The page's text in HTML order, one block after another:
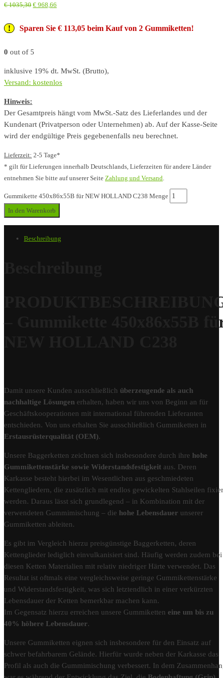
€1035,30 € 968,66
Sparen Sie € 113,05 beim Kauf von 2 Gummiketten!
0 out of 5
inklusive 19% dt. MwSt. (Brutto),
Versand: kostenlos
Hinweis:
Der Gesamtpreis hängt vom MwSt.-Satz des Lieferlandes und der
Kundenart (Privatperson oder Unternehmen) ab. Auf der Kasse-Seite
wird der endgültige Preis gegebenenfalls neu berechnet.
Lieferzeit: 2-5 Tage*
* gilt für Lieferungen innerhalb Deutschlands, Lieferzeiten für andere Länder
entnehmen Sie bitte auf unserer Seite Zahlung und Versand
Gummikette 450x86x55B für NEW HOLLAND C238 Menge
In den Warenkorb
Beschreibung
– Gummikette 450x86x55B
Damit unsere Kunden ausschließlich überzeugende als auch
nachhaltige Lösungen erhalten, haben wir uns von Beginn an für
Geschäftskooperationen mit international führenden Lieferanten
entschieden. Von uns erhalten Sie ausschließlich Gummiketten in
Erstausrüsterqualität (OEM).
Unsere Baggerketten zeichnen sich insbesondere durch ihre hohe
Gummikettenstärke sowie Widerstandsfestigkeit aus. Deren
Karkasse besteht hierbei im Wesentlichen aus geschmiedeten
Kettengliedern, die zusätzlich mit endlos gewickelten Stahlseilen
werden. Daraus lässt sich grundlegend – in Kombination mit der
verwendeten Gummimischung – die hohe Lebensdauer unserer
Gummiketten ableiten.
Es gibt im Vergleich hierzu preisgünstige Baggerketten, deren
Kettenglieder lediglich einvulkanisiert sind. Häufig werden zudem bei
diesen Ketten Materialien mit relativ niedriger Härte verwendet. Das
Resultat ist oftmals eine vergleichsweise geringe Gummikettenstärke
und Widerstandsfestigkeit, was sich letztendlich in einer verkürzten
Lebensdauer der Ketten bemerkbar machen kann.
Im Gegensatz hierzu erreichen unsere Gummiketten eine um bis zu
40% höhere Lebensdauer.
Unsere Gummiketten eignen sich insbesondere für den Einsatz auf
schwer befahrbarem Gelände. Hierfür wurde neben der Karkasse das
Profil als auch die Gummimischung verbessert. In dem